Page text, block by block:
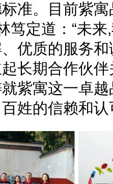
准。目前紫
笃定道：“未
优质的服务
长期合作伙
紫寓这一卓
姓的信赖和认